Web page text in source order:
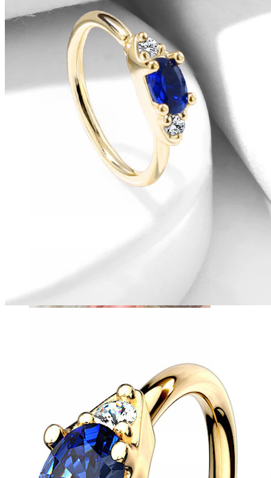
Conch
Industrial